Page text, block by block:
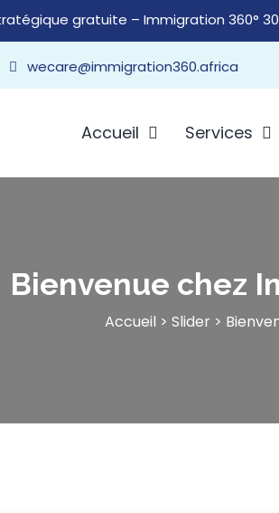
360° 30 minutes pour transformer
wecare@immigration360.africa
Accueil Services
Bienvenue chez
Accueil > Slider >